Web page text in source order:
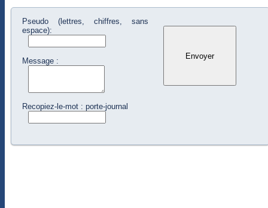
Pseudo (lettres, chiffres, sans
espace):
Message :
Recopiez-le-mot : porte-journal